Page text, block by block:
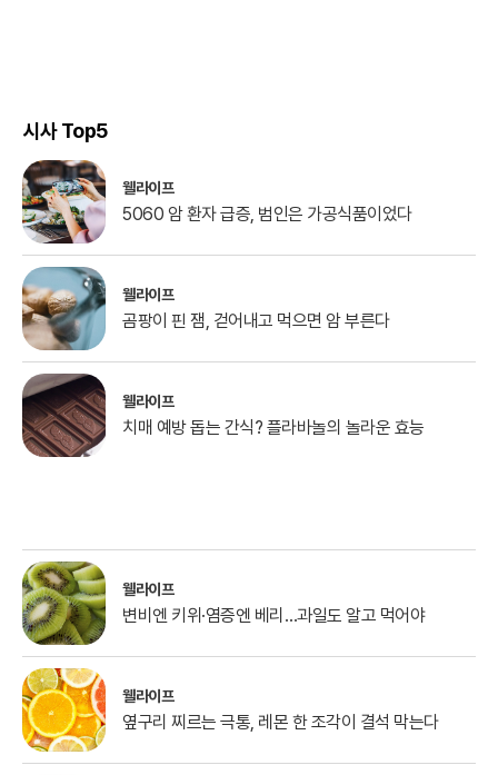
시사 Top5
웰라이프
5060 암 환자 급증, 범인은 가공식품이었다
웰라이프
곰팡이 핀 잼, 걷어내고 먹으면 암 부른다
웰라이프
치매 예방 돕는 간식? 플라바놀의 놀라운 효능
웰라이프
변비엔 키위·염증엔 베리…과일도 알고 먹어야
웰라이프
옆구리 찌르는 극통, 레몬 한 조각이 결석 막는다